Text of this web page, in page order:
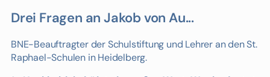
Drei Fragen an Jakob von Au...
BNE-Beauftragter der Schulstiftung und Lehrer an den St.
Raphael-Schulen in Heidelberg.